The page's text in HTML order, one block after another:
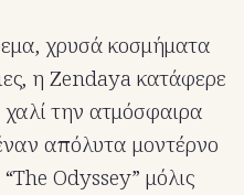
χρυσά κοσμήματα
η Zendaya κατάφερε
την ατμόσφαιρα
απόλυτα μοντέρνο
Odyssey” μόλις